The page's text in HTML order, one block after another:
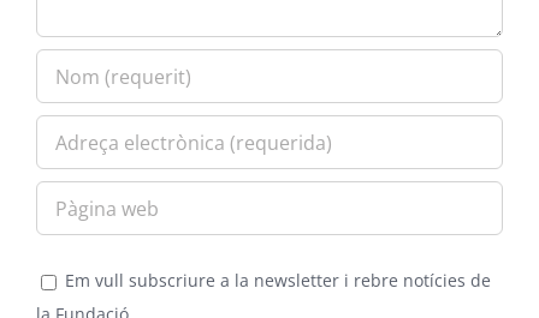
Em vull subscriure a la newsletter i rebre notícies de